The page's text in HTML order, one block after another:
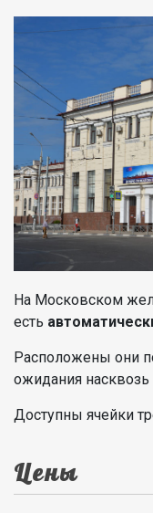
На Московском
есть
Расположены они
ожидания насквозь
Доступны ячейки
Цены